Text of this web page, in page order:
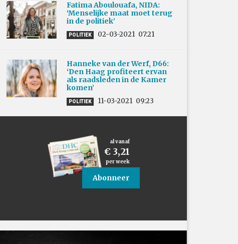
Fatima Aboulouafa, NIDA:
‘Menselijke maat moet terug
in de politiek’
POLITIEK 02-03-2021 07:21
Hanneke van der Werf, D66:
‘Den Haag profiteert ervan
als raadsleden in de Kamer
komen’
POLITIEK 11-03-2021 09:23
al vanaf
€ 3,21
per week
Abonneer